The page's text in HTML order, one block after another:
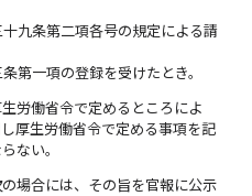
九条第二項各号の規定による請
第一項の登録を受けたとき。
労働省令で定めるところによ
厚生労働省令で定める事項を記
ない。
場合には、その旨を官報に公示